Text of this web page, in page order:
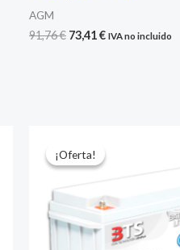
AGM
91,76€ El
73,41€ElIVA no incluido
¡Oferta!
¡Oferta!